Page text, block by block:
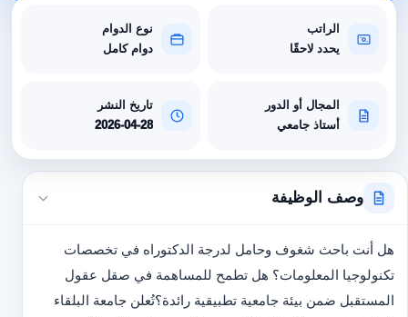
الراتب
يحدد لاحقًا
نوع الدوام
دوام كامل
المجال أو الدور
أستاذ جامعي
تاريخ النشر
2026-04-28
وصف الوظيفة
هل أنت باحث شغوف وحامل لدرجة الدكتوراه في تخصصات
تكنولوجيا المعلومات؟ هل تطمح للمساهمة في صقل عقول
المستقبل ضمن بيئة جامعية تطبيقية رائدة؟تُعلن جامعة البلقاء